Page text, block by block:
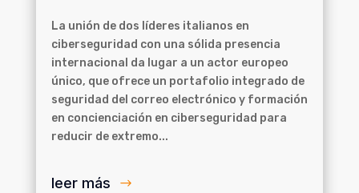
La unión de dos líderes italianos en
ciberseguridad con una sólida presencia
internacional da lugar a un actor europeo
único, que ofrece un portafolio integrado de
seguridad del correo electrónico y formación
en concienciación en ciberseguridad para
reducir de extremo...
leer más